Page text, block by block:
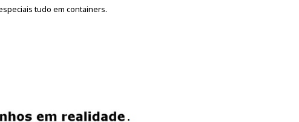
tudo em containers.